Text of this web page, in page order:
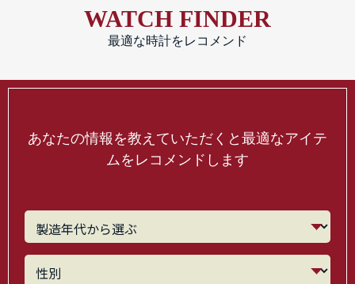
WATCH FINDER
最適な時計をレコメンド
あなたの情報を教えていただくと最適なアイテ
ムをレコメンドします